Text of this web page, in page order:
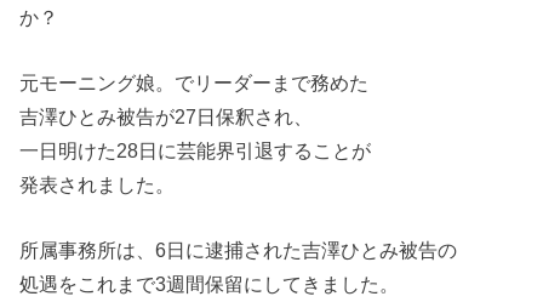
か？
元モーニング娘。でリーダーまで務めた
吉澤ひとみ被告が27日保釈され、
一日明けた28日に芸能界引退することが
発表されました。
所属事務所は、6日に逮捕された吉澤ひとみ被告の
処遇をこれまで3週間保留にしてきました。